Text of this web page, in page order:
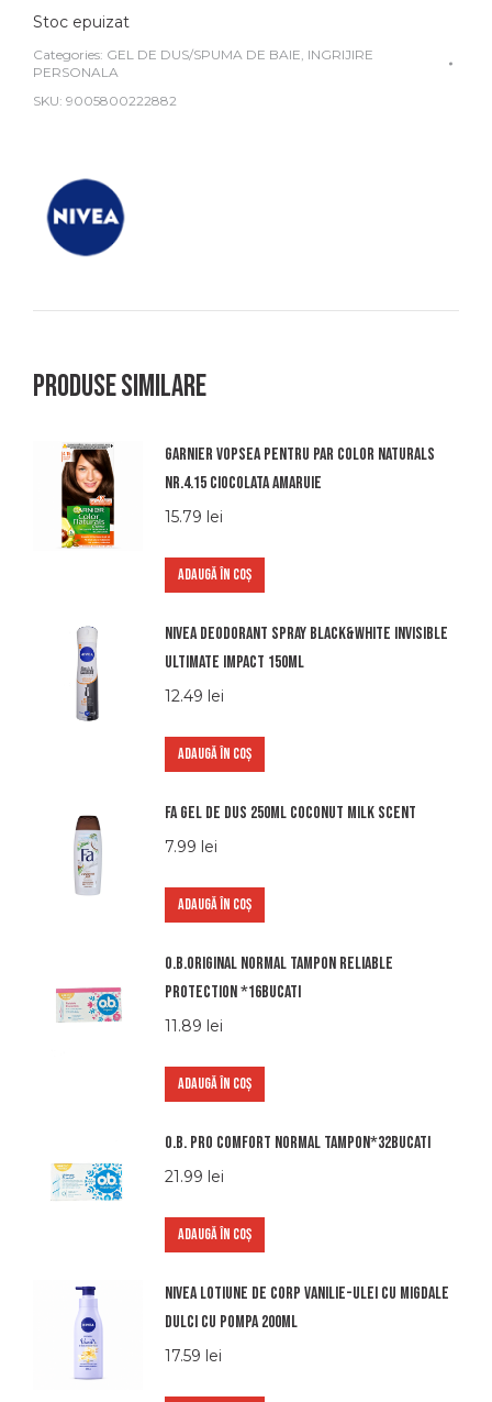
Stoc epuizat
Categories: GEL DE DUS/SPUMA DE BAIE INGRIJIRE
PERSONALA
SKU: 9005800222882
Produse similare
Garnier vopsea pentru par color naturals
nr.4.15 ciocolata amaruie
15.79 lei
ADAUGĂ ÎN COȘ
Nivea deodorant spray black&white invisible
ultimate impact 150ml
12.49 lei
ADAUGĂ ÎN COȘ
Fa gel de dus 250ml coconut milk scent
7.99 lei
ADAUGĂ ÎN COȘ
O.b.original normal tampon reliable
protection *16bucati
11.89 lei
ADAUGĂ ÎN COȘ
O.b. pro comfort normal tampon*32bucati
21.99 lei
ADAUGĂ ÎN COȘ
Nivea lotiune de corp vanilie-ulei cu migdale
dulci cu pompa 200ml
17.59 lei